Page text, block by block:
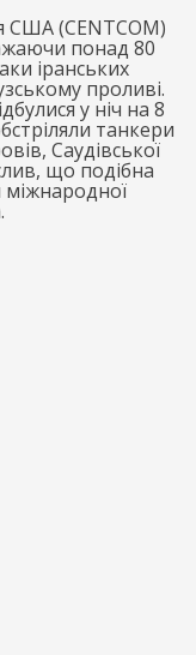
США (CENTCOM)
понад 80
іранських
проливі.
у ніч на 8
танкери
Саудівської
що подібна
міжнародної